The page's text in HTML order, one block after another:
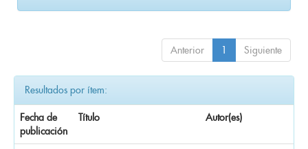
Anterior 1 Siguiente
Resultados por ítem:
Fecha de
publicación
Título Autor(es)